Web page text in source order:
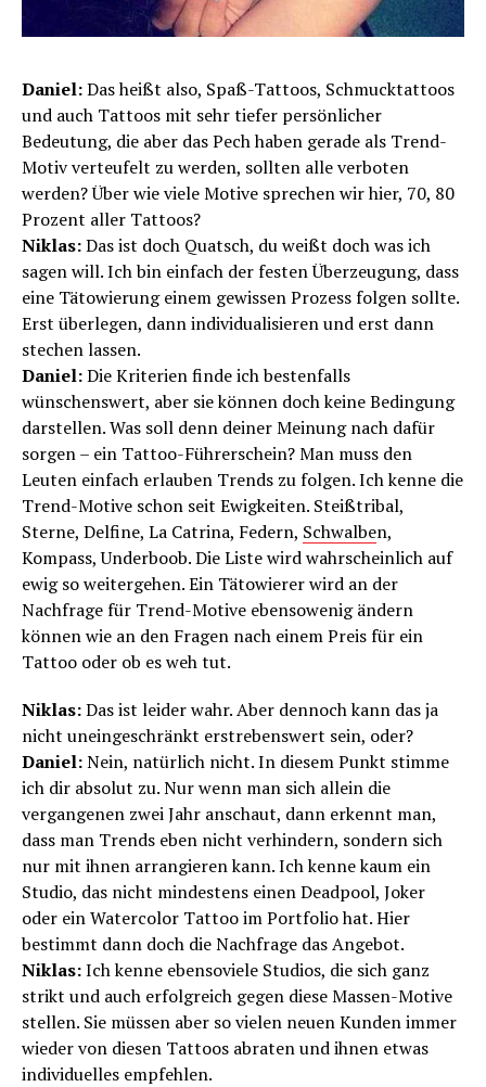
Daniel:Das heißt also, Spaß-Tattoos, Schmucktattoos
und auch Tattoos mit sehr tiefer persönlicher
Bedeutung, die aber das Pech haben gerade als Trend-
Motiv verteufelt zu werden, sollten alle verboten
werden? Über wie viele Motive sprechen wir hier, 70, 80
Prozent aller Tattoos?
Niklas:Das ist doch Quatsch, du weißt doch was ich
sagen will. Ich bin einfach der festen Überzeugung, dass
eine Tätowierung einem gewissen Prozess folgen sollte.
Erst überlegen, dann individualisieren und erst dann
stechen lassen.
Daniel:Die Kriterien finde ich bestenfalls
wünschenswert, aber sie können doch keine Bedingung
darstellen. Was soll denn deiner Meinung nach dafür
sorgen – ein Tattoo-Führerschein? Man muss den
Leuten einfach erlauben Trends zu folgen. Ich kenne die
Trend-Motive schon seit Ewigkeiten. Steißtribal,
Sterne, Delfine, La Catrina, Federn, Schwalben,
Kompass, Underboob. Die Liste wird wahrscheinlich auf
ewig so weitergehen. Ein Tätowierer wird an der
Nachfrage für Trend-Motive ebensowenig ändern
können wie an den Fragen nach einem Preis für ein
Tattoo oder ob es weh tut.
Niklas:Das ist leider wahr. Aber dennoch kann das ja
nicht uneingeschränkt erstrebenswert sein, oder?
Daniel:Nein, natürlich nicht. In diesem Punkt stimme
ich dir absolut zu. Nur wenn man sich allein die
vergangenen zwei Jahr anschaut, dann erkennt man,
dass man Trends eben nicht verhindern, sondern sich
nur mit ihnen arrangieren kann. Ich kenne kaum ein
Studio, das nicht mindestens einen Deadpool, Joker
oder ein Watercolor Tattoo im Portfolio hat. Hier
bestimmt dann doch die Nachfrage das Angebot.
Niklas:Ich kenne ebensoviele Studios, die sich ganz
strikt und auch erfolgreich gegen diese Massen-Motive
stellen. Sie müssen aber so vielen neuen Kunden immer
wieder von diesen Tattoos abraten und ihnen etwas
individuelles empfehlen.